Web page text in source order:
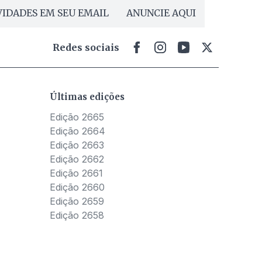
EM SEU EMAIL ANUNCIE AQUI
Redes sociais
Últimas edições
Edição 2665
Edição 2664
Edição 2663
Edição 2662
Edição 2661
Edição 2660
Edição 2659
Edição 2658